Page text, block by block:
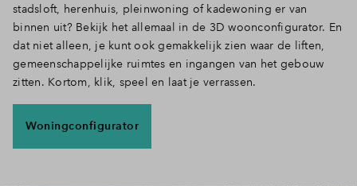
stadsloft, herenhuis, pleinwoning of kadewoning er van
binnen uit? Bekijk het allemaal in de 3D woonconfigurator. En
dat niet alleen, je kunt ook gemakkelijk zien waar de liften,
gemeenschappelijke ruimtes en ingangen van het gebouw
zitten. Kortom, klik, speel en laat je verrassen.
Woningconfigurator